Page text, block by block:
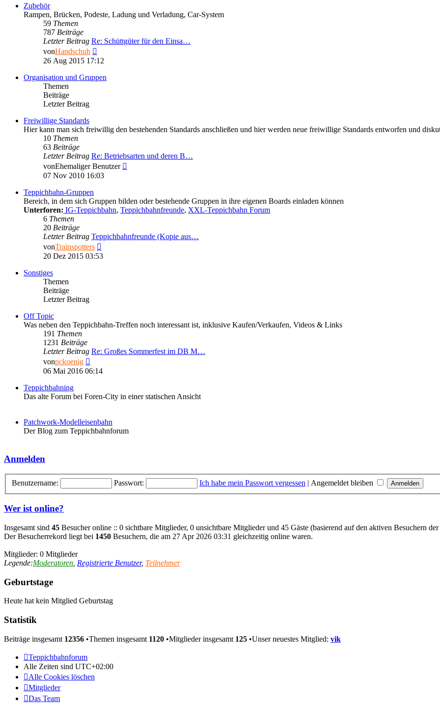
Zubehör
Rampen, Brücken, Podeste, Ladung und Verladung, Car-System
59 Themen
787 Beiträge
Letzter Beitrag Re: Schüttgüter für den Einsa…
vonHandschuh
Beitrag
26 Aug 2015 17:12
Organisation und Gruppen
Themen
Beiträge
Letzter Beitrag
Freiwillige Standards
Hier kann man sich freiwillig den bestehenden Standards anschließen und hier werden neue freiwillige Standards entworfen und
10 Themen
63 Beiträge
Letzter Beitrag Re: Betriebsarten und deren B…
vonEhemaliger Benutzer
07 Nov 2010 16:03
Teppichbahn-Gruppen
Bereich, in dem sich Gruppen bilden oder bestehende Gruppen in ihre eigenen Boards einladen können
Unterforen: IG-Teppichbahn, Teppichbahnfreunde, XXL-Teppichbahn Forum
6 Themen
20 Beiträge
Letzter Beitrag Teppichbahnfreunde (Kopie aus…
vonTrainspotters
Beitrag
20 Dez 2015 03:53
Sonstiges
Themen
Beiträge
Letzter Beitrag
Off Topic
Was neben den Teppichbahn-Treffen noch interessant ist, inklusive Kaufen/Verkaufen, Videos & Links
191 Themen
1231 Beiträge
Letzter Beitrag Re: Großes Sommerfest im DB M…
vonpckoenig
Beitrag
06 Mai 2016 06:14
Teppichbahning
Das alte Forum bei Foren-City in einer statischen Ansicht
Patchwork-Modelleisenbahn
Der Blog zum Teppichbahnforum
Anmelden
Benutzername: Passwort: Ich habe mein Passwort vergessen | Angemeldet bleiben
Wer ist online?
Insgesamt sind 45 Besucher online :: 0 sichtbare Mitglieder, 0 unsichtbare Mitglieder und 45 Gäste (basierend auf den aktiven Besuchern
Der Besucherrekord liegt bei 1450 Besuchern, die am 27 Apr 2026 03:31 gleichzeitig online waren.
Mitglieder: 0 Mitglieder
Legende:Moderatoren Registrierte Benutzer, Teilnehmer
Geburtstage
Heute hat kein Mitglied Geburtstag
Statistik
Beiträge insgesamt 12356 •Themen insgesamt 1120 •Mitglieder insgesamt 125 •Unser neuestes Mitglied: vik
Teppichbahnforum
Alle Zeiten sind UTC+02:00
Alle Cookies löschen
Mitglieder
Das Team